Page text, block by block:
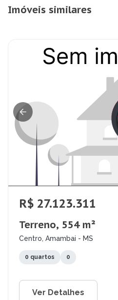
Imóveis similares
R$ 27.123.311
Terreno, 554 m²
Centro, Amambai - MS
0 quartos 0
Ver Detalhes